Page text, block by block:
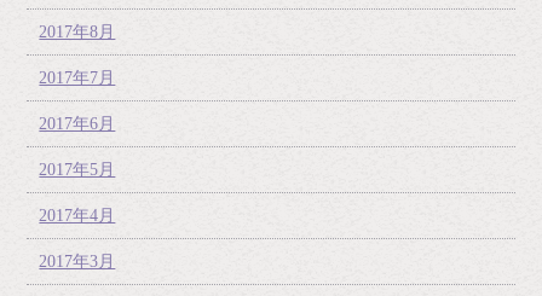
2017年8月
2017年7月
2017年6月
2017年5月
2017年4月
2017年3月